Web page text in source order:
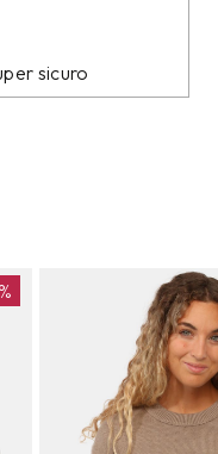
sicuro